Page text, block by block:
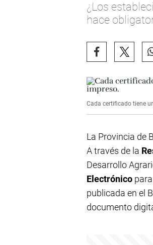
¿Los
hace
Cada certificado tiene
La Provincia de
A través de la
Desarrollo
Electrónico
publicada en el
documento